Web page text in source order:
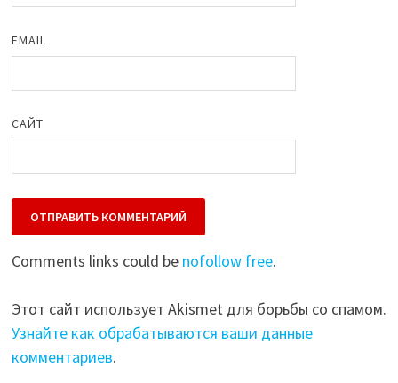
EMAIL
САЙТ
Comments links could be nofollow free.
Этот сайт использует Akismet для борьбы со спамом.
Узнайте как обрабатываются ваши данные
комментариев.